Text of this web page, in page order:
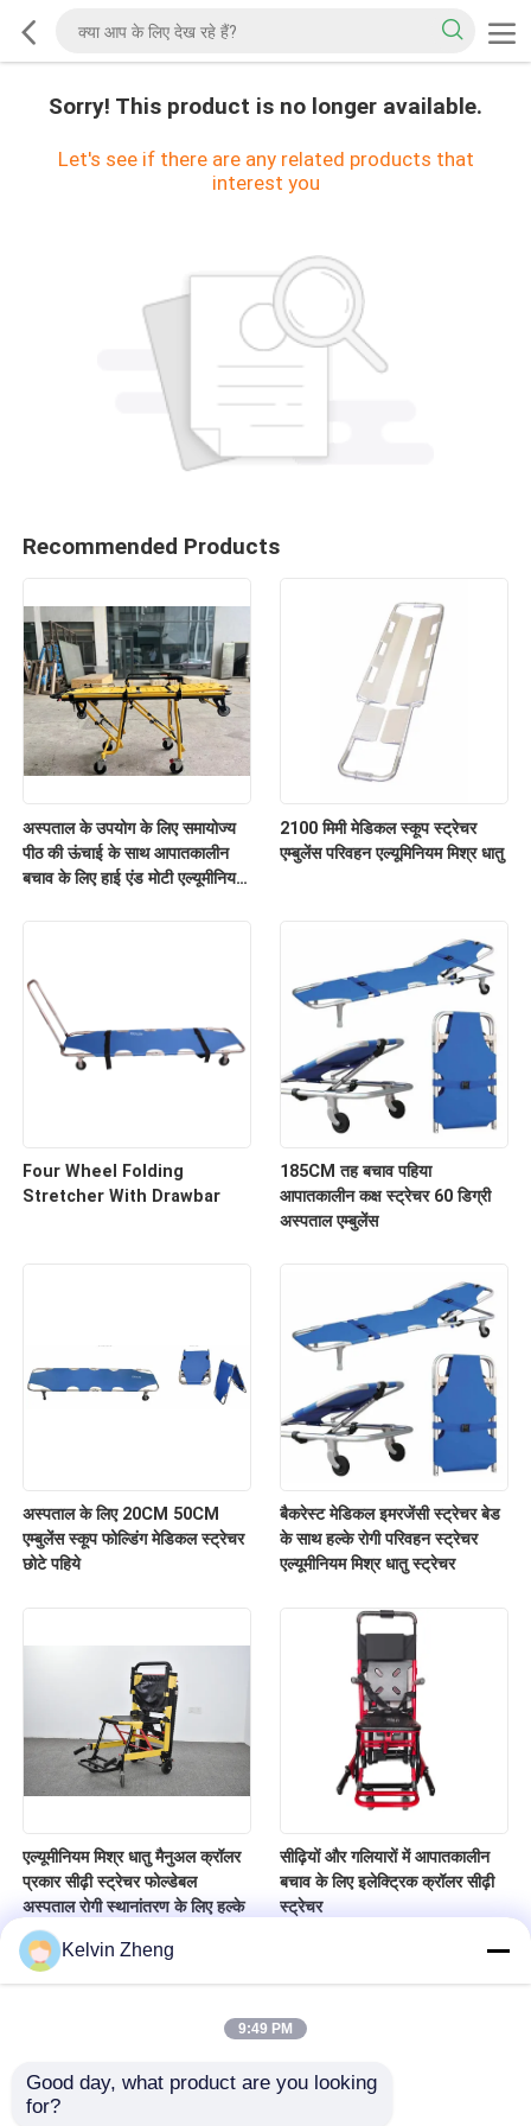
Sorry! This product is no longer available.
Let's see if there are any related products that
interest you
Recommended Products
अस्पताल के उपयोग के लिए समायोज्य
पीठ की ऊंचाई के साथ आपातकालीन
बचाव के लिए हाई एंड मोटी एल्यूमीनियम
2100 मिमी मेडिकल स्कूप स्ट्रेचर
एम्बुलेंस परिवहन एल्यूमिनियम मिश्र धातु
Four Wheel Folding
Stretcher With Drawbar
185CM तह बचाव पहिया
आपातकालीन कक्ष स्ट्रेचर 60 डिग्री
अस्पताल एम्बुलेंस
अस्पताल के लिए 20CM 50CM
एम्बुलेंस स्कूप फोल्डिंग मेडिकल स्ट्रेचर
छोटे पहिये
बैकरेस्ट मेडिकल इमरजेंसी स्ट्रेचर बेड
के साथ हल्के रोगी परिवहन स्ट्रेचर
एल्यूमीनियम मिश्र धातु स्ट्रेचर
एल्यूमीनियम मिश्र धातु मैनुअल क्रॉलर
प्रकार सीढ़ी स्ट्रेचर फोल्डेबल
अस्पताल रोगी स्थानांतरण के लिए हल्के
सीढ़ियों और गलियारों में आपातकालीन
बचाव के लिए इलेक्ट्रिक क्रॉलर सीढ़ी
स्ट्रेचर
Kelvin Zheng
9:49 PM
Good day, what product are you looking
for?